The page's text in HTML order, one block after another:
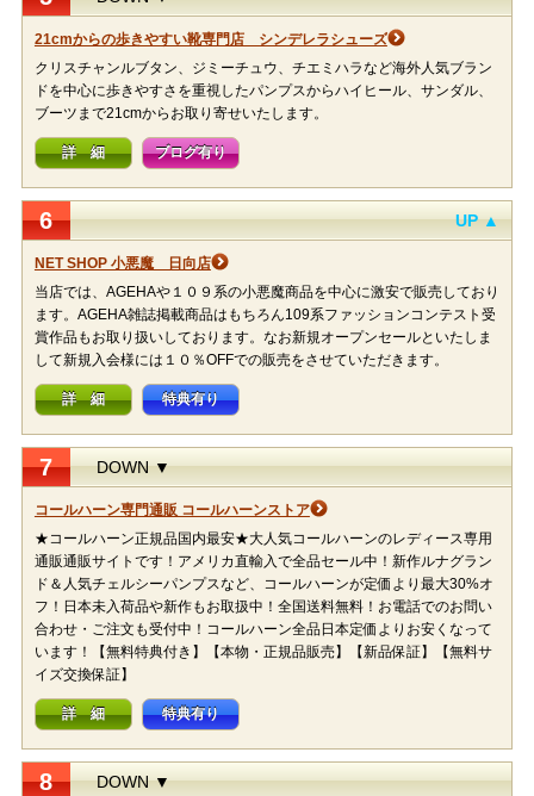
21cmからの歩きやすい靴専門店 シンデレラシューズ
クリスチャンルブタン、ジミーチュウ、チエミハラなど海外人気ブラン
ドを中心に歩きやすさを重視したパンプスからハイヒール、サンダル、
ブーツまで21cmからお取り寄せいたします。
詳 細 ブログ有り
6 UP ▲
NET SHOP 小悪魔 日向店
当店では、AGEHAや１０９系の小悪魔商品を中心に激安で販売しており
ます。AGEHA雑誌掲載商品はもちろん109系ファッションコンテスト受
賞作品もお取り扱いしております。なお新規オープンセールといたしま
して新規入会様には１０％OFFでの販売をさせていただきます。
詳 細 特典有り
7 DOWN ▼
コールハーン専門通販 コールハーンストア
★コールハーン正規品国内最安★大人気コールハーンのレディース専用
通販通販サイトです！アメリカ直輸入で全品セール中！新作ルナグラン
ド＆人気チェルシーパンプスなど、コールハーンが定価より最大30%オ
フ！日本未入荷品や新作もお取扱中！全国送料無料！お電話でのお問い
合わせ・ご注文も受付中！コールハーン全品日本定価よりお安くなって
います！【無料特典付き】【本物・正規品販売】【新品保証】【無料サ
イズ交換保証】
詳 細 特典有り
8 DOWN ▼